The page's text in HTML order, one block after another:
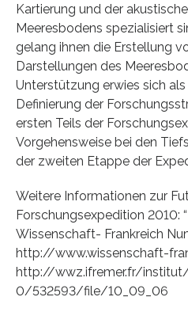
Kartierung und der
Meeresbodens spezialisiert
gelang ihnen die Erstellung
Darstellungen des
Unterstützung erwies sich
Definierung der
ersten Teils der
Vorgehensweise bei den
der zweiten Etappe der
Weitere Informationen zur
Forschungsexpedition 2010:
Wissenschaft- Frankreich
http://www.wissenschaft-
http://wwz.ifremer.fr/
0/532593/file/10_09_06